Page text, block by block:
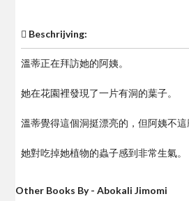
Beschrijving:
溫蒂正在拜訪她的阿姨。
她在花園裡發現了一片有洞的葉子。
溫蒂覺得這個洞挺漂亮的，但阿姨不這
她對吃掉她植物的蟲子感到非常生氣。
Other Books By - Abokali Jimomi